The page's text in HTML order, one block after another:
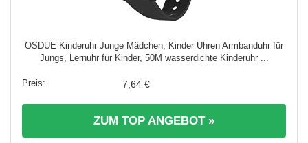
OSDUE Kinderuhr Junge Mädchen, Kinder Uhren Armbanduhr für
Jungs, Lernuhr für Kinder, 50M wasserdichte Kinderuhr ...
7,64 €
ZUM TOP ANGEBOT »